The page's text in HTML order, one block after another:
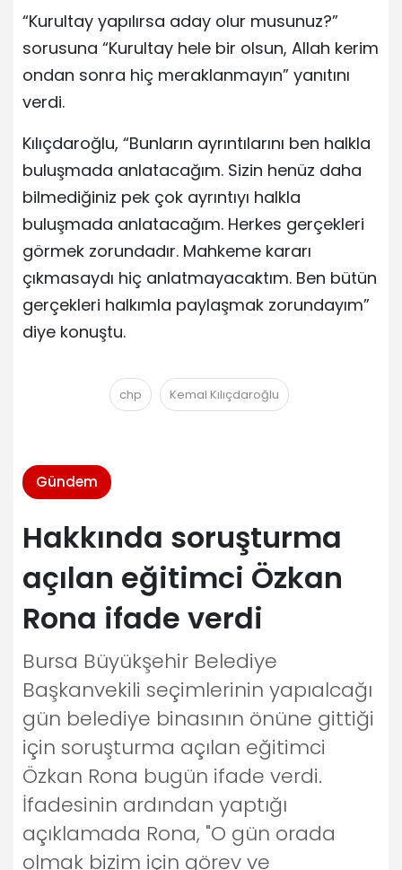
“Kurultay yapılırsa aday olur musunuz?”
sorusuna “Kurultay hele bir olsun, Allah kerim
ondan sonra hiç meraklanmayın” yanıtını
verdi.
Kılıçdaroğlu, “Bunların ayrıntılarını ben halkla
buluşmada anlatacağım. Sizin henüz daha
bilmediğiniz pek çok ayrıntıyı halkla
buluşmada anlatacağım. Herkes gerçekleri
görmek zorundadır. Mahkeme kararı
çıkmasaydı hiç anlatmayacaktım. Ben bütün
gerçekleri halkımla paylaşmak zorundayım”
diye konuştu.
chp Kemal Kılıçdaroğlu
Gündem
Hakkında soruşturma
açılan eğitimci Özkan
Rona ifade verdi
Bursa Büyükşehir Belediye
Başkanvekili seçimlerinin yapıalcağı
gün belediye binasının önüne gittiği
için soruşturma açılan eğitimci
Özkan Rona bugün ifade verdi.
İfadesinin ardından yaptığı
açıklamada Rona, "O gün orada
olmak bizim için görev ve